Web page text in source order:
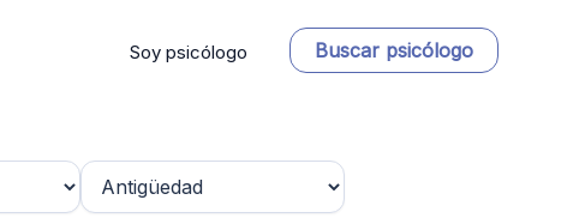
Soy psicólogo Buscar psicólogo